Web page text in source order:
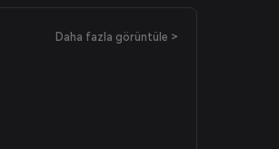
Daha fazla görüntüle >